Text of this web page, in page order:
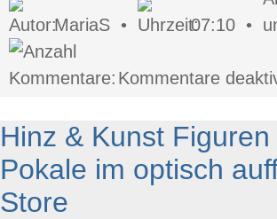
MariaS • 07:10 •
Kommentare
Hinz & Kunst
Pokale im optisch
Store